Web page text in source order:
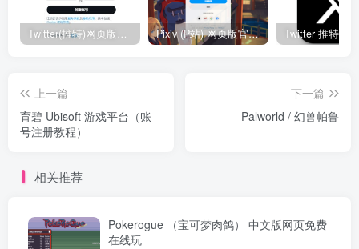
Twitter(推特)网页版官网入口地址 Pixiv (P站) 网页版官网入口地址
上一篇
育碧 Ubisoft 游戏平台（账
号注册教程）
下一篇
Palworld / 幻兽帕鲁
相关推荐
Pokerogue （宝可梦肉鸽） 中文版网页免费
在线玩